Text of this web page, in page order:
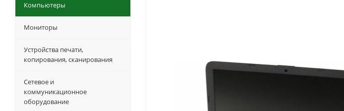
Компьютеры
Мониторы
Устройства печати,
копирования, сканирования
Сетевое и
коммуникационное
оборудование